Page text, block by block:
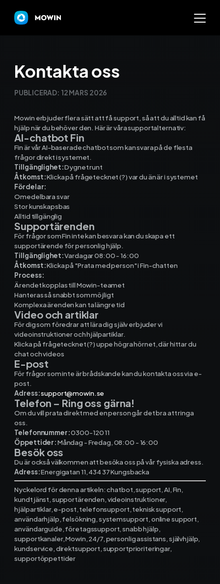
Byt system och behåll
Visma Administration
Tidrapportering
Materialhantering
Husarbete
Checklistor
Offert NY
Kalender
Kontakta oss
PUBLICERAD: 12 MARS 2026
Mowin erbjuder flera sätt att få support, så att du alltid kan få
hjälp när du behöver den. Här är våra supportalternativ:
AI-chatbot Fin
Fin är vår AI-baserade chatbot som kan svara på de flesta
frågor direkt i systemet.
Tillgänglighet:Dygnet runt
Åtkomst:Klicka på frågetecknet (?) var du än är i systemet
Fördelar:
Omedelbara svar
Stor kunskapsbas
Alltid tillgänglig
Supportärenden
För frågor som Fin inte kan besvara kan du skapa ett
supportärende för personlig hjälp.
Tillgänglighet:Vardagar 08:00 - 16:00
Åtkomst:Klicka på "Prata med person" i Fin-chatten
Process:
Ärendet kopplas till Mowin-teamet
Hanteras så snabbt som möjligt
Komplexa ärenden kan ta längre tid
Video och artiklar
För dig som föredrar att lära dig själv erbjuder vi
videoinstruktioner och hjälpartiklar.
Klicka på frågetecknet (?) uppe högra hörnet, där hittar du
chat och videos
E-post
För frågor som inte är brådskande kan du kontakta oss via e-
post.
Adress:support@mowin.se
Telefon – Ring oss gärna!
Om du vill prata direkt med en person går det bra att ringa
oss.
Telefonnummer:0300-120 11
Öppettider:Måndag - Fredag, 08:00 - 16:00
Besök oss
Du är också välkommen att besöka oss på vår fysiska adress.
Adress:Energigatan 11, 434 37 Kungsbacka
Nyckelord för denna artikeln: chatbot, support, AI, Fin,
kundtjänst, supportärenden, videoinstruktioner,
hjälpartiklar, e-post, telefonsupport, teknisk support,
användarhjälp, felsökning, systemsupport, online support,
användarguide, företagssupport, snabb hjälp,
supportkanaler, Mowin, 24/7, personlig assistans, självhjälp,
kundservice, direktsupport, supportprioriteringar,
supportöppettider